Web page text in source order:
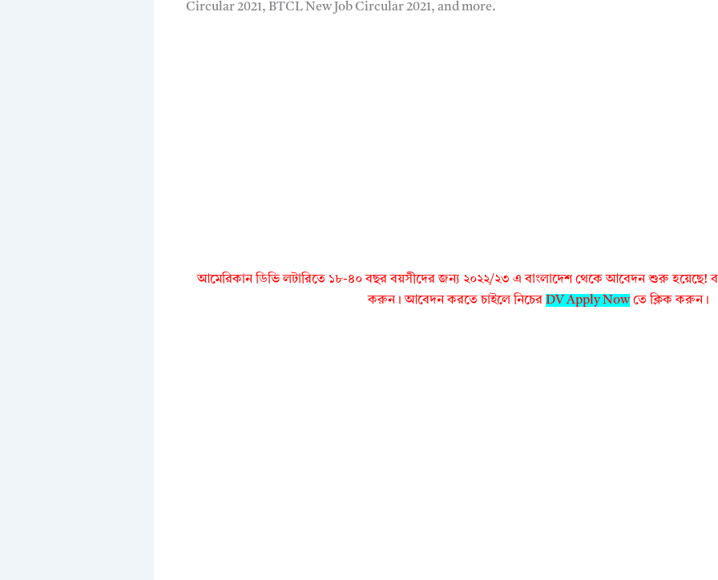
Circular 2021, BTCL New Job Circular 2021, and more.
আমেরিকান ডিভি লটারিতে ১৮-৪০ বছর বয়সীদের জন্য ২০২২/২৩ এ বাংলাদেশ থেকে আবেদন শুরু হয়েছে!
করুন। আবেদন করতে চাইলে নিচের DV Apply Nowতে ক্লিক করুন।